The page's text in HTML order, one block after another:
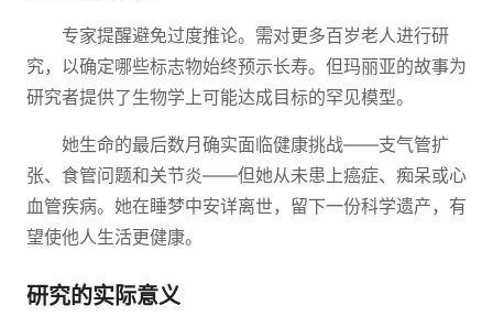
专家提醒避免过度推论。需对更多百岁老人进行研
究，以确定哪些标志物始终预示长寿。但玛丽亚的故事为
研究者提供了生物学上可能达成目标的罕见模型。
她生命的最后数月确实面临健康挑战——支气管扩
张、食管问题和关节炎——但她从未患上癌症、痴呆或心
血管疾病。她在睡梦中安详离世，留下一份科学遗产，有
望使他人生活更健康。
研究的实际意义